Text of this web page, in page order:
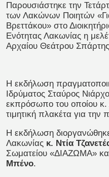
Παρουσιάστηκε την
των Λακώνων Ποιητών
Βρεττάκου» στο
Ενότητας Λακωνίας η
Αρχαίου Θεάτρου
Η εκδήλωση
Ιδρύματος Σταύρος
εκπρόσωπο του οποίου κ.
τιμητική πλακέτα για
Η εκδήλωση
Λακωνίας κ. Ντία
Σωματείου «ΔΙΑΖΩΜΑ»
Μπένο.